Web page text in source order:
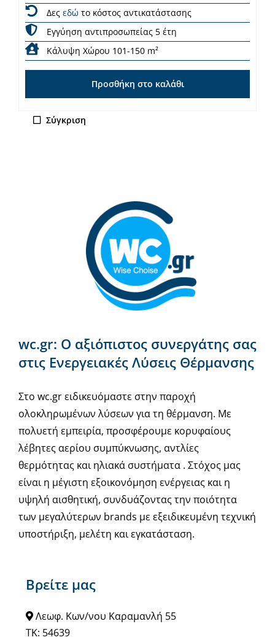
Δες εδώ το κόστος αντικατάστασης
Εγγύηση αντιπροσωπείας 5 έτη
Κάλυψη Χώρου 101-150 m²
Προσθήκη στο καλάθι
Σύγκριση
Βρείτε μας
Λεωφ. Κων/νου Καραμανλή 55
ΤΚ: 54639
wc.gr: Ο αξιόπιστος συνεργάτης σας
στις Ενεργειακές Λύσεις Θέρμανσης
Στο wc.gr ειδικευόμαστε στην παροχή
ολοκληρωμένων λύσεων για τη θέρμανση. Με
πολυετή εμπειρία, προσφέρουμε κορυφαίους
λέβητες αερίου συμπύκνωσης, αντλίες
θερμότητας και ηλιακά συστήματα . Στόχος μας
είναι η μέγιστη εξοικονόμηση ενέργειας και η
υψηλή αισθητική, συνδυάζοντας την ποιότητα
των μεγαλύτερων brands με εξειδικευμένη τεχνική
υποστήριξη, μελέτη και εγκατάσταση.